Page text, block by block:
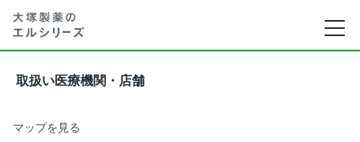
取扱い医療機関・店舗
マップを見る